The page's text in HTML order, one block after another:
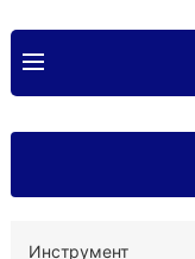
Инструмент